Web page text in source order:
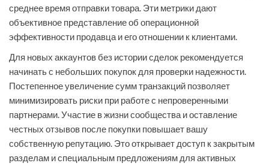
среднее время отправки товара. Эти метрики дают
объективное представление об операционной
эффективности продавца и его отношении к клиентами.
Для новых аккаунтов без истории сделок рекомендуется
начинать с небольших покупок для проверки надежности.
Постепенное увеличение сумм транзакций позволяет
минимизировать риски при работе с непроверенными
партнерами. Участие в жизни сообщества и оставление
честных отзывов после покупки повышает вашу
собственную репутацию. Это открывает доступ к закрытым
разделам и специальным предложениям для активных